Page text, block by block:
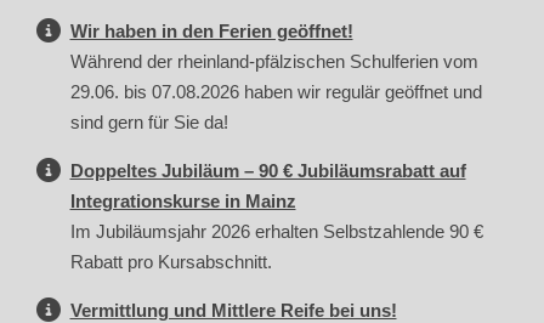
Wir haben in den Ferien geöffnet!
Während der rheinland-pfälzischen Schulferien vom
29.06. bis 07.08.2026 haben wir regulär geöffnet und
sind gern für Sie da!
Doppeltes Jubiläum – 90 € Jubiläumsrabatt auf
Integrationskurse in Mainz
Im Jubiläumsjahr 2026 erhalten Selbstzahlende 90 €
Rabatt pro Kursabschnitt.
Vermittlung und Mittlere Reife bei uns!